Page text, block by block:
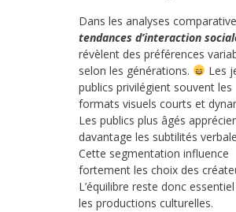
Dans les analyses
tendances d’interaction
révèlent des préférences
selon les générations.
Les
publics privilégient souvent les
formats visuels courts et
Les publics plus âgés
davantage les subtilités
Cette segmentation influence
fortement les choix des
L’équilibre reste donc
les productions culturelles.